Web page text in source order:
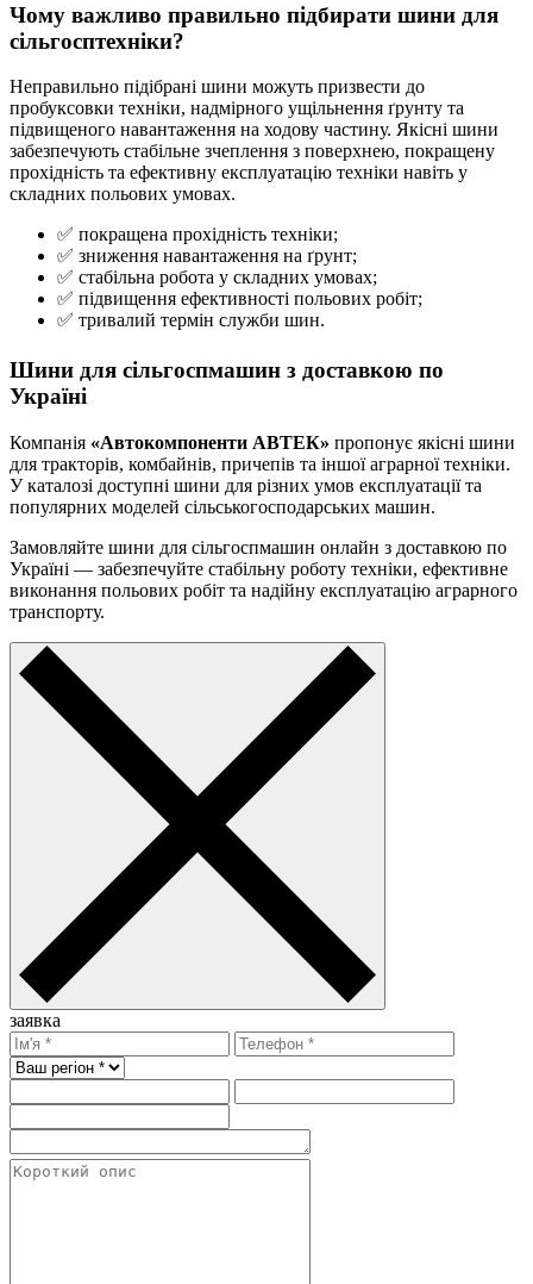
Чому важливо правильно підбирати шини для
сільгосптехніки?
Неправильно підібрані шини можуть призвести до
пробуксовки техніки, надмірного ущільнення ґрунту та
підвищеного навантаження на ходову частину. Якісні шини
забезпечують стабільне зчеплення з поверхнею, покращену
прохідність та ефективну експлуатацію техніки навіть у
складних польових умовах.
✅ покращена прохідність техніки;
✅ зниження навантаження на ґрунт;
✅ стабільна робота у складних умовах;
✅ підвищення ефективності польових робіт;
✅ тривалий термін служби шин.
Шини для сільгоспмашин з доставкою по
Україні
Компанія «Автокомпоненти АВТЕК» пропонує якісні шини
для тракторів, комбайнів, причепів та іншої аграрної техніки.
У каталозі доступні шини для різних умов експлуатації та
популярних моделей сільськогосподарських машин.
Замовляйте шини для сільгоспмашин онлайн з доставкою по
Україні — забезпечуйте стабільну роботу техніки, ефективне
виконання польових робіт та надійну експлуатацію аграрного
транспорту.
заявка